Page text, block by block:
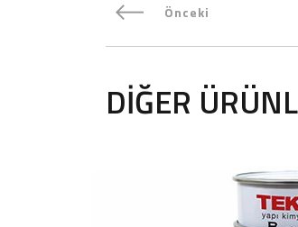
Önceki
DIĞER